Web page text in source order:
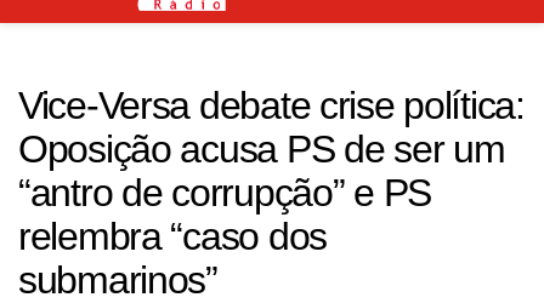
Vice-Versa debate crise política:
Oposição acusa PS de ser um
“antro de corrupção” e PS
relembra “caso dos
submarinos”